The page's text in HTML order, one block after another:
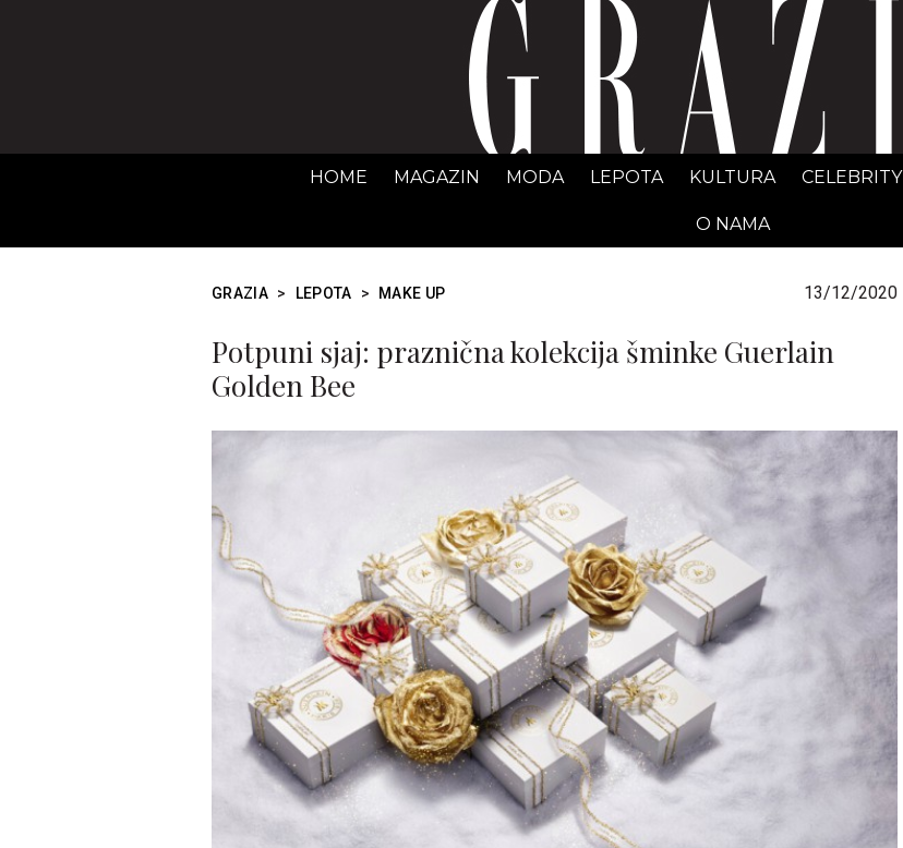
GRAZIA Srbija
HOME MAGAZIN MODA LEPOTA KULTURA CELEBRITY
O NAMA
GRAZIA > LEPOTA > MAKE UP 13/12/2020
Potpuni sjaj: praznična kolekcija šminke Guerlain
Golden Bee